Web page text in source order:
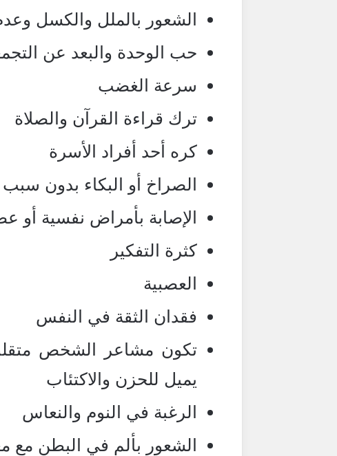
الشعور بالملل والكسل
حب الوحدة والبعد عن
سرعة الغضب
ترك قراءة القرآن والصلاة
كره أحد أفراد الأسرة
الصراخ أو البكاء بدون سبب
الإصابة بأمراض نفسية أو
كثرة التفكير
العصبية
فقدان الثقة في النفس
تكون مشاعر الشخص
يميل للحزن والاكتئاب
الرغبة في النوم والنعاس
الشعور بألم في البطن مع